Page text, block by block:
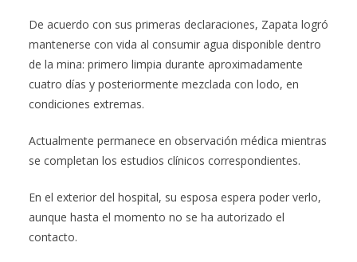
De acuerdo con sus primeras declaraciones, Zapata logró
mantenerse con vida al consumir agua disponible dentro
de la mina: primero limpia durante aproximadamente
cuatro días y posteriormente mezclada con lodo, en
condiciones extremas.
Actualmente permanece en observación médica mientras
se completan los estudios clínicos correspondientes.
En el exterior del hospital, su esposa espera poder verlo,
aunque hasta el momento no se ha autorizado el
contacto.